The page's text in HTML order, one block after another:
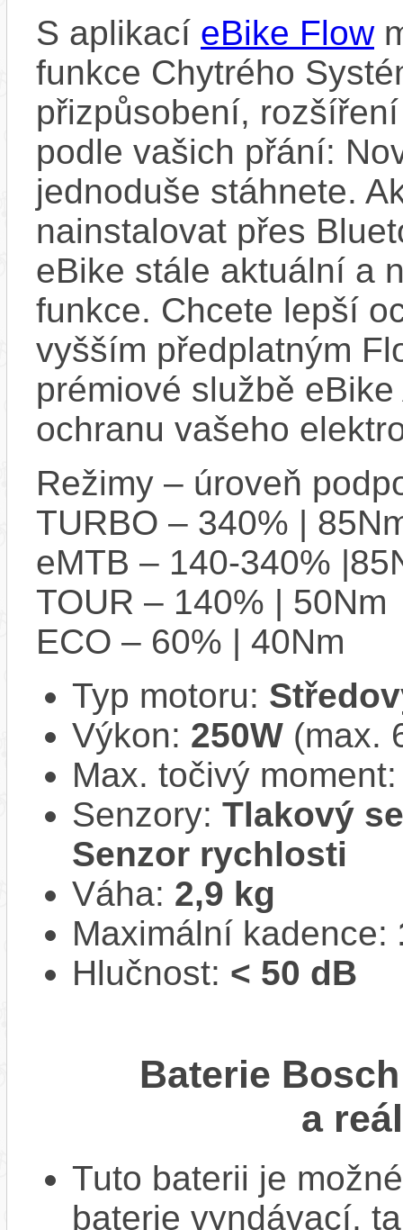
S aplikací eBike Flow
funkce Chytrého
přizpůsobení,
podle vašich přání:
jednoduše stáhnete.
nainstalovat přes
eBike stále aktuální a
funkce. Chcete lepší
vyšším předplatným
prémiové službě
ochranu vašeho
Režimy – úroveň
TURBO – 340% |
eMTB – 140-340%
TOUR – 140% | 50Nm
ECO – 60% | 40Nm
Typ motoru:
Výkon: 250W (max.
Max. točivý
Senzory: Tlakový
Senzor rychlosti
Váha: 2,9 kg
Maximální kadence:
Hlučnost: < 50 dB
Baterie
a
Tuto baterii je
baterie vyndávací,